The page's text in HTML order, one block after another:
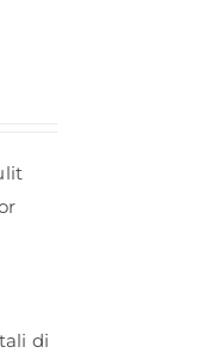
di